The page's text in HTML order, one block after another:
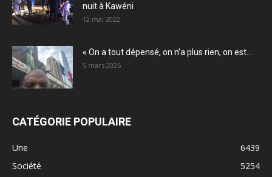
nuit à Kawéni
12 mai 2022
« On a tout dépensé, on n’a plus rien, on est...
5 mars 2026
CATÉGORIE POPULAIRE
Une
6439
Société
5254